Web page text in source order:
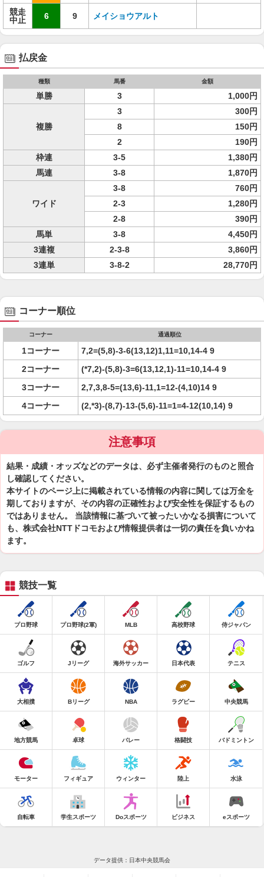
競走
中止
6 9 メイショウアルト
払戻金
種類 馬番 金額
単勝 3 1,000円
複勝
3
300円
8
150円
2
190円
枠連
3-5
1,380円
馬連
3-8 1,870円
ワイド
3-8
760円
2-3
1,280円
2-8
390円
馬単
3-8
4,450円
3連複
2-3-8
3,860円
3連単
3-8-2 28,770円
コーナー順位
コーナー 通過順位
1コーナー
7,2=(5,8)-3-6(13,12)1,11=10,14-4 9
2コーナー
(*7,2)-(5,8)-3=6(13,12,1)-11=10,14-4 9
3コーナー
2,7,3,8-5=(13,6)-11,1=12-(4,10)14 9
4コーナー
(2,*3)-(8,7)-13-(5,6)-11=1=4-12(10,14) 9
注意事項
結果・成績・オッズなどのデータは、必ず主催者発行のものと照合
し確認してください。
本サイトのページ上に掲載されている情報の内容に関しては万全を
期しておりますが、その内容の正確性および安全性を保証するもの
ではありません。 当該情報に基づいて被ったいかなる損害について
も、株式会社NTTドコモおよび情報提供者は一切の責任を負いかね
ます。
競技一覧
プロ野球 プロ野球(2軍) MLB 高校野球 侍ジャパン
ゴルフ Jリーグ 海外サッカー 日本代表 テニス
大相撲 Bリーグ NBA ラグビー 中央競馬
地方競馬 卓球 バレー 格闘技 バドミントン
モーター フィギュア ウィンター 陸上 水泳
自転車 学生スポーツ Doスポーツ ビジネス eスポーツ
データ提供：日本中央競馬会